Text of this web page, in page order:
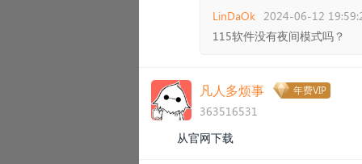
LinDaOk 2024-06-12
115软件没有夜间模式吗？
凡人多烦事 年费VIP
363516531
从官网下载